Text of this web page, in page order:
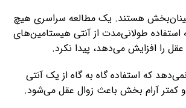
هستند. یک مطالعه سراسری هیچ
استفاده طولانی‌مدت از آنتی هیستامین‌های
را افزایش می‌دهد، پیدا نکرد.
که استفاده گاه به گاه از یک آنتی
کمتر آرام بخش باعث زوال عقل می‌شود.